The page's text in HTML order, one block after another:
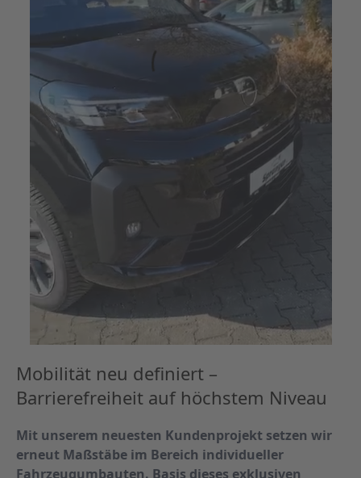
Mobilität neu definiert –
Barrierefreiheit auf höchstem Niveau
Mit unserem neuesten Kundenprojekt setzen wir
erneut Maßstäbe im Bereich individueller
Fahrzeugumbauten. Basis dieses exklusiven